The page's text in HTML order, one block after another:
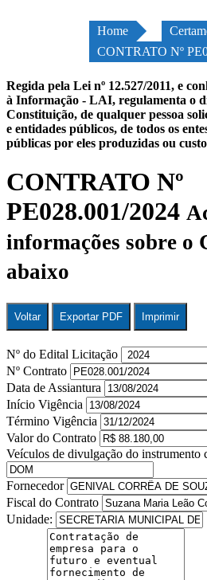
Home
CONTRATO Nº
Regida pela Lei nº 12.527/2011, e
à Informação - LAI, regulamenta o
Constituição, de qualquer pessoa
e entidades públicos, de todos os
públicas por eles produzidas ou
CONTRATO Nº
PE028.001/2024
informações sobre o
abaixo
Voltar Exportar PDF Imprimir
Nº do Edital Licitação
Nº Contrato
Data de Assiantura
Início Vigência
Término Vigência
Valor do Contrato
Veículos de divulgação do instrumento
Fornecedor
Fiscal do Contrato
Unidade: